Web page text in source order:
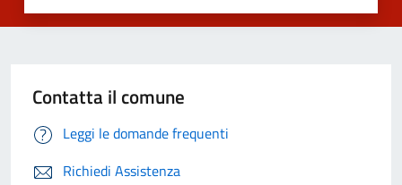
Contatta il comune
Leggi le domande frequenti
Richiedi Assistenza